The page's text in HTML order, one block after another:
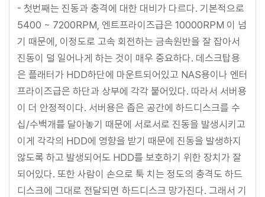
- 첫번째는 진동과 충격에 대한 대비가 다르다. 기본적으로
5400 ~ 7200RPM, 엔트프라이즈급은 10000RPM 이 넘
기 때문에, 이정도로 고속 회전하는 금속원반을 잘 잡아서
진동이 덜 일어나게 하는 것이 매우 중요하다. 데스크탑용
은 플래터가 HDD하단에 마운트되어있고 NAS용이나 엔터
프라이즈급은 하단과 상부에 각각 붙어있다. 따라서 서버용
이 더 안정적이다. 서버용은 좁은 공간에 하드디스크를 수
십/수백개를 달아놓기 때문에 서로서로 진동을 발생시키고
이게 각각의 HDD에 영향을 받기 때문에 진동을 발생하지
않도록 하고 발생되어도 HDD를 보호하기 위한 장치가 잘
되어있다. 또한 사람이 손으로 툭 치는 정도의 충격도 하드
디스크에 그대로 전달되면 하드디스크 망가진다. 그래서 기